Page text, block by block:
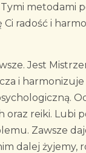
metodami
radość i
Jest
i harmonizuje
reiki. Lubi
Zawsze
dalej żyjemy,